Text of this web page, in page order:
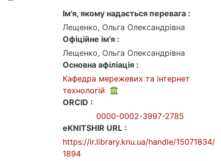
Ім'я, якому надається перевага :
Лещенко, Ольга Олександрівна
Офіційне ім’я :
Лещенко, Ольга Олександрівна
Основна афіліація :
Кафедра мережевих та інтернет
технологій
ORCID :
0000-0002-3997-2785
eKNITSHIR URL :
https://ir.library.knu.ua/handle/15071834/
1894